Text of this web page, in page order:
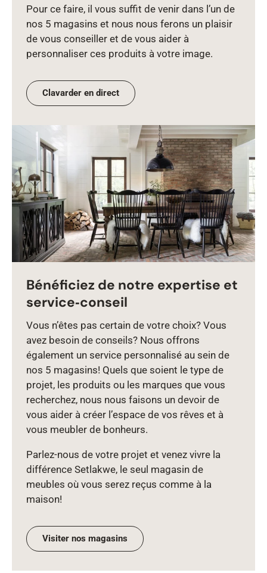
Pour ce faire, il vous suffit de venir dans l’un de
nos 5 magasins et nous nous ferons un plaisir
de vous conseiller et de vous aider à
personnaliser ces produits à votre image.
Clavarder en direct
Bénéficiez de notre expertise et
service‑conseil
Vous n’êtes pas certain de votre choix? Vous
avez besoin de conseils? Nous offrons
également un service personnalisé au sein de
nos 5 magasins! Quels que soient le type de
projet, les produits ou les marques que vous
recherchez, nous nous faisons un devoir de
vous aider à créer l’espace de vos rêves et à
vous meubler de bonheurs.
Parlez‑nous de votre projet et venez vivre la
différence Setlakwe, le seul magasin de
meubles où vous serez reçus comme à la
maison!
Visiter nos magasins